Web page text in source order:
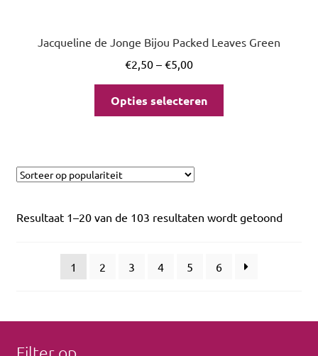
Jacqueline de Jonge Bijou Packed Leaves Green
€2,50 – €5,00
Opties selecteren
Resultaat 1–20 van de 103 resultaten wordt getoond
1 2 3 4 5 6